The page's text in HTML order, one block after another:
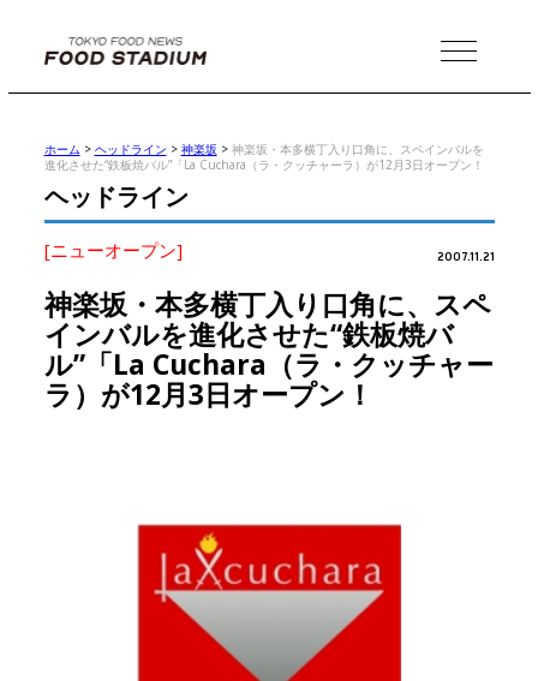
MENU
ホーム > ヘッドライン > 神楽坂 > 神楽坂・本多横丁入り口角に、スペインバルを
進化させた“鉄板焼バル”「La Cuchara（ラ・クッチャーラ）が12月3日オープン！
ヘッドライン
[ニューオープン] 2007.11.21
神楽坂・本多横丁入り口角に、スペ
インバルを進化させた“鉄板焼バ
ル”「La Cuchara（ラ・クッチャー
ラ）が12月3日オープン！